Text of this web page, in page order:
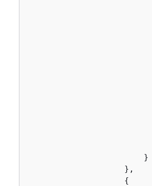
                        }
                    },
{